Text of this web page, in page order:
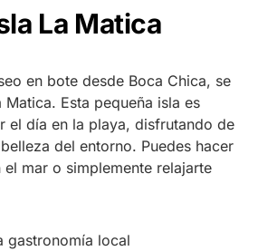
La Matica
en bote desde Boca Chica, se
Matica. Esta pequeña isla es
el día en la playa, disfrutando de
del entorno. Puedes hacer
mar o simplemente relajarte
gastronomía local